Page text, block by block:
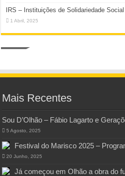
IRS – Instituições de Solidariedade
1 Abril, 2025
Mais Recentes
Sou D’Olhão – Fábio Lagarto e
5 Agosto, 2025
Festival do Marisco 2025 –
20 Junho, 2025
Já começou em Olhão a obra do